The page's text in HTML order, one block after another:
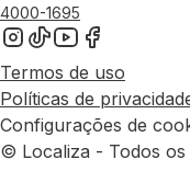
4000-1695
Termos de uso
Políticas de
Configurações de
© Localiza - Todos os